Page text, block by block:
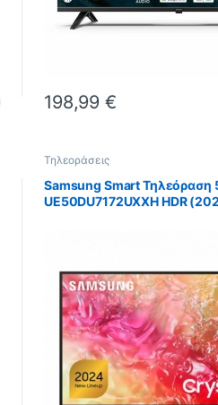
198,99€
Τηλεοράσεις
Samsung Smart Τηλεόραση
UE50DU7172UXXH HDR